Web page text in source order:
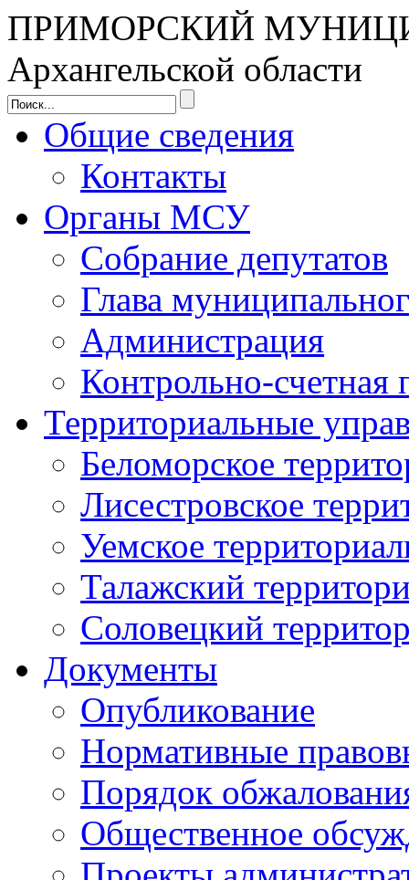
ПРИМОРСКИЙ
Архангельской области
Общие сведения
Контакты
Органы МСУ
Собрание депутатов
Глава
Администрация
Контрольно-счетная
Территориальные
Беломорское
Лисестровское
Уемское
Талажский
Соловецкий
Документы
Опубликование
Нормативные
Порядок
Общественное